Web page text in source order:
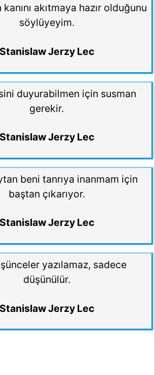
akıtmaya hazır olduğunu
söylüyeyim.
Stanislaw Jerzy Lec
duyurabilmen için susman
gerekir.
Stanislaw Jerzy Lec
beni tanrıya inanmam için
baştan çıkarıyor.
Stanislaw Jerzy Lec
yazılamaz, sadece
düşünülür.
Stanislaw Jerzy Lec